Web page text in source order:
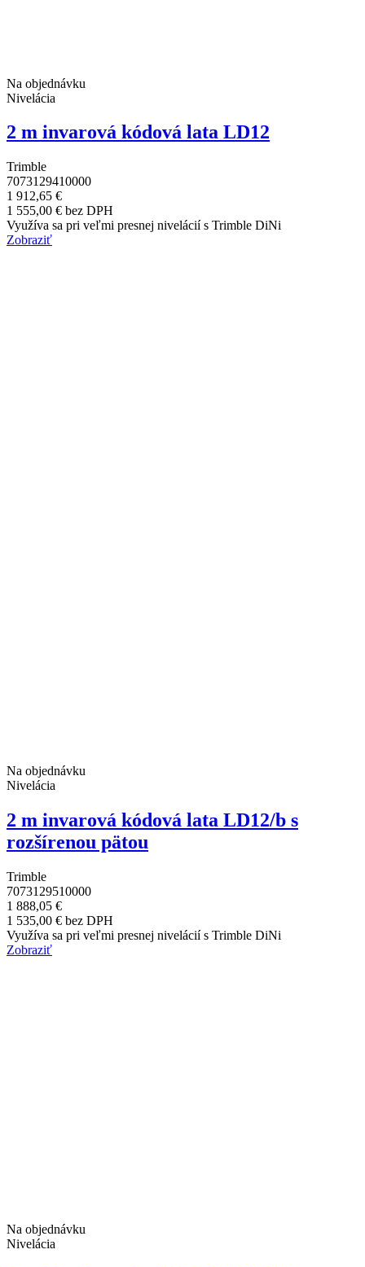
Na objednávku
Nivelácia
2 m invarová kódová lata LD12
Trimble
7073129410000
1 912,65 €
1 555,00 € bez DPH
Využíva sa pri veľmi presnej nivelácií s Trimble DiNi
Zobraziť
Na objednávku
Nivelácia
2 m invarová kódová lata LD12/b s
rozšírenou pätou
Trimble
7073129510000
1 888,05 €
1 535,00 € bez DPH
Využíva sa pri veľmi presnej nivelácií s Trimble DiNi
Zobraziť
Na objednávku
Nivelácia